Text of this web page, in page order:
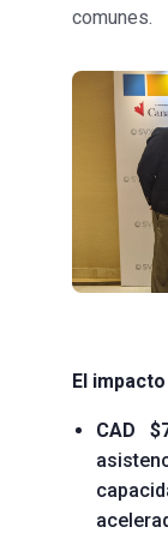
comunes.
El
CAD